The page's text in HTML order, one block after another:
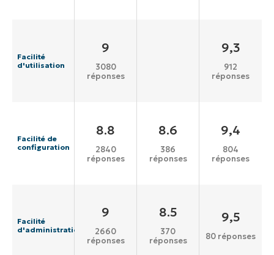
Facilité
d'utilisation
9
3080
réponses
9,3
912
réponses
Facilité de
configuration
8.8
2840
réponses
8.6
386
réponses
9,4
804
réponses
Facilité
d'administration
9
2660
réponses
8.5
370
réponses
9,5
80 réponses